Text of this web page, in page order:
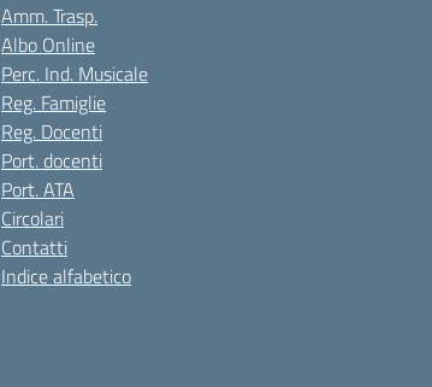
Amm. Trasp.
Albo Online
Perc. Ind. Musicale
Reg. Famiglie
Reg. Docenti
Port. docenti
Port. ATA
Circolari
Contatti
Indice alfabetico